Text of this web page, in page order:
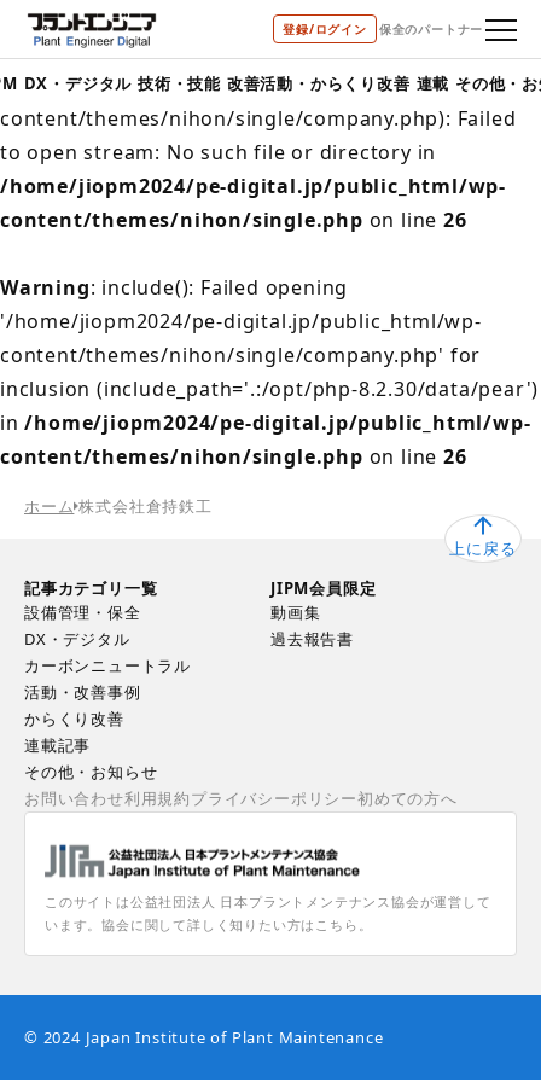
登録/ログイン 保全のパートナー
DX・デジタル 技術・技能 改善活動・からくり改善 連載 その他・
Warning: include(/home/jiopm2024/pe-
digital.jp/public_html/wp-
content/themes/nihon/single/company.php): Failed
to open stream: No such file or directory in
/home/jiopm2024/pe-digital.jp/public_html/wp-
content/themes/nihon/single.php on line26
Warning: include(): Failed opening
'/home/jiopm2024/pe-digital.jp/public_html/wp-
content/themes/nihon/single/company.php' for
inclusion (include_path='.:/opt/php-8.2.30/data/pear')
in/home/jiopm2024/pe-digital.jp/public_html/wp-
content/themes/nihon/single.php on line26
ホーム 株式会社倉持鉄工
上に戻る
このサイトは公益社団法人 日本プラントメンテナンス協会が運営して
います。協会に関して詳しく知りたい方はこちら。
記事カテゴリ一覧
設備管理・保全
DX・デジタル
カーボンニュートラル
活動・改善事例
からくり改善
連載記事
その他・お知らせ
JIPM会員限定
動画集
過去報告書
お問い合わせ利用規約プライバシーポリシー初めての方へ
© 2024 Japan Institute of Plant Maintenance